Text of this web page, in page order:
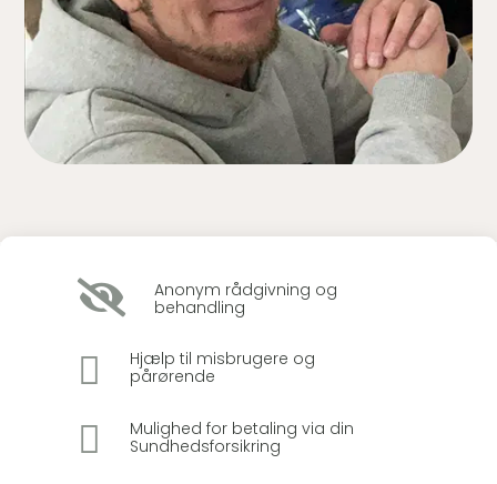

Anonym rådgivning og
behandling

Hjælp til misbrugere og
pårørende

Mulighed for betaling via din
Sundhedsforsikring